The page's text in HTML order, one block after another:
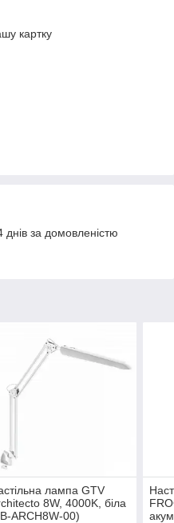
картку
за домовленістю
лампа GTV
8W, 4000K, біла
ARCH8W-00)